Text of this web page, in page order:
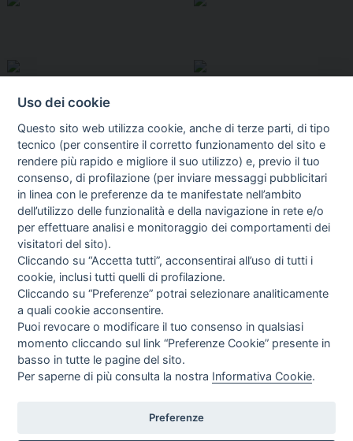
I libri Vedi tutti
Direttrice Responsabile: Alessandra Costante | Registrazione al Tribunale Civile
Uso dei cookie
Questo sito web utilizza cookie, anche di terze parti, di tipo
tecnico (per consentire il corretto funzionamento del sito e
rendere più rapido e migliore il suo utilizzo) e, previo il tuo
consenso, di profilazione (per inviare messaggi pubblicitari
in linea con le preferenze da te manifestate nell’ambito
dell’utilizzo delle funzionalità e della navigazione in rete e/o
per effettuare analisi e monitoraggio dei comportamenti dei
visitatori del sito).
Cliccando su “Accetta tutti”, acconsentirai all’uso di tutti i
cookie, inclusi tutti quelli di profilazione.
Cliccando su “Preferenze” potrai selezionare analiticamente
a quali cookie acconsentire.
Puoi revocare o modificare il tuo consenso in qualsiasi
momento cliccando sul link “Preferenze Cookie” presente in
basso in tutte le pagine del sito.
Per saperne di più consulta la nostra Informativa Cookie.
Preferenze